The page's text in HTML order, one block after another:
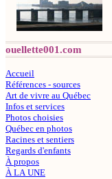
ouellette001.com
Accueil
Références - sources
Art de vivre au Québec
Infos et services
Photos choisies
Québec en photos
Racines et sentiers
Regards d'enfants
À propos
À LA UNE